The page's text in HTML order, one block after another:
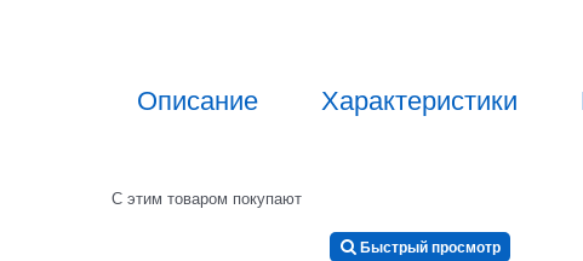
Описание Характеристики
С этим товаром покупают
Быстрый просмотр